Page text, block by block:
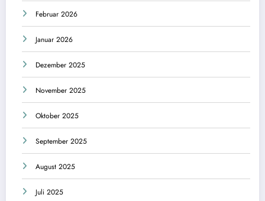
Februar 2026
Januar 2026
Dezember 2025
November 2025
Oktober 2025
September 2025
August 2025
Juli 2025